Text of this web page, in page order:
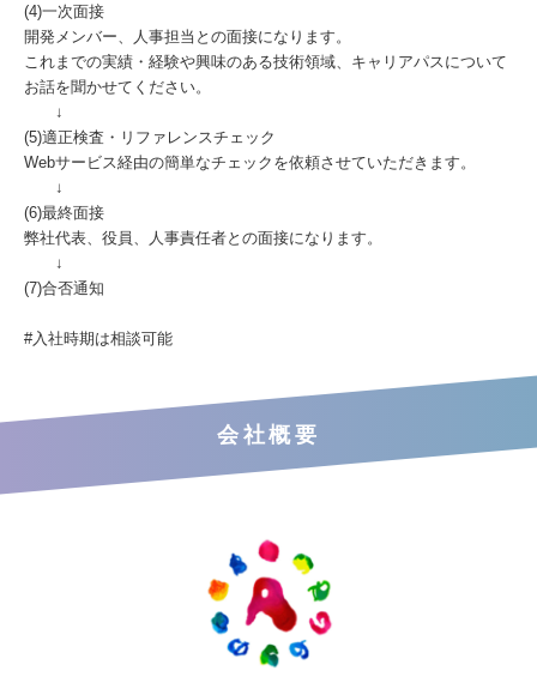
(4)一次面接
開発メンバー、人事担当との面接になります。
これまでの実績・経験や興味のある技術領域、キャリアパスについて
お話を聞かせてください。
↓
(5)適正検査・リファレンスチェック
Webサービス経由の簡単なチェックを依頼させていただきます。
↓
(6)最終面接
弊社代表、役員、人事責任者との面接になります。
↓
(7)合否通知
#入社時期は相談可能
会社概要